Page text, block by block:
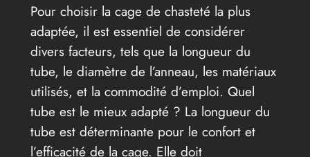
Pour choisir la cage de chasteté la plus
adaptée, il est essentiel de considérer
divers facteurs, tels que la longueur du
tube, le diamètre de l’anneau, les matériaux
utilisés, et la commodité d’emploi. Quel
tube est le mieux adapté ? La longueur du
tube est déterminante pour le confort et
l’efficacité de la cage. Elle doit